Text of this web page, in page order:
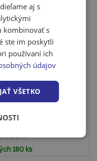
7.5/212
7.5/212
180 ks
aj s
kombinovať s
ste im poskytli
používaní ich
údajov
VŠETKO